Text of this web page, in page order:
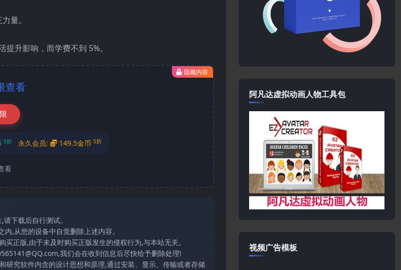
量。
升影响，而学费不到 5%。
隐藏内容
查看
5折 永久会员: 149.5金币 5折
看
下载后自行测试。
,从您的设备中自觉删除上述内容。
正版,由于未及时购买正版发生的侵权行为,与本站无关。
我们会在收到信息后尽快给予删除处理!
研究软件内含的设计思想和原理,通过安装、显示、传输或者存储
阿凡达虚拟动画人物工具包
视频广告模板